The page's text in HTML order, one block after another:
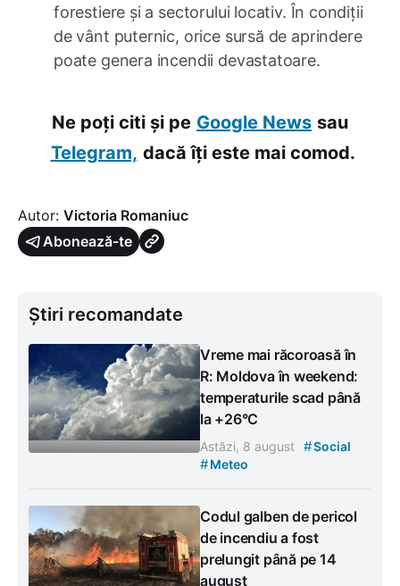
forestiere și a sectorului locativ. În condiții
de vânt puternic, orice sursă de aprindere
poate genera incendii devastatoare.
Ne poți citi și pe Google News sau
Telegram, dacă îți este mai comod.
Autor: Victoria Romaniuc
Abonează-te
Știri recomandate
Vreme mai răcoroasă în
R: Moldova în weekend:
temperaturile scad până
la +26°C
Astăzi, 8 august #Social
#Meteo
Codul galben de pericol
de incendiu a fost
prelungit până pe 14
august